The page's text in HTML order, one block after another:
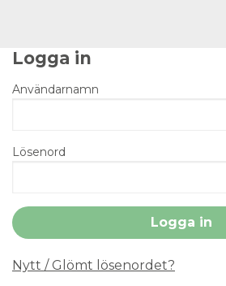
Logga in
Användarnamn
Lösenord
Nytt / Glömt lösenordet?